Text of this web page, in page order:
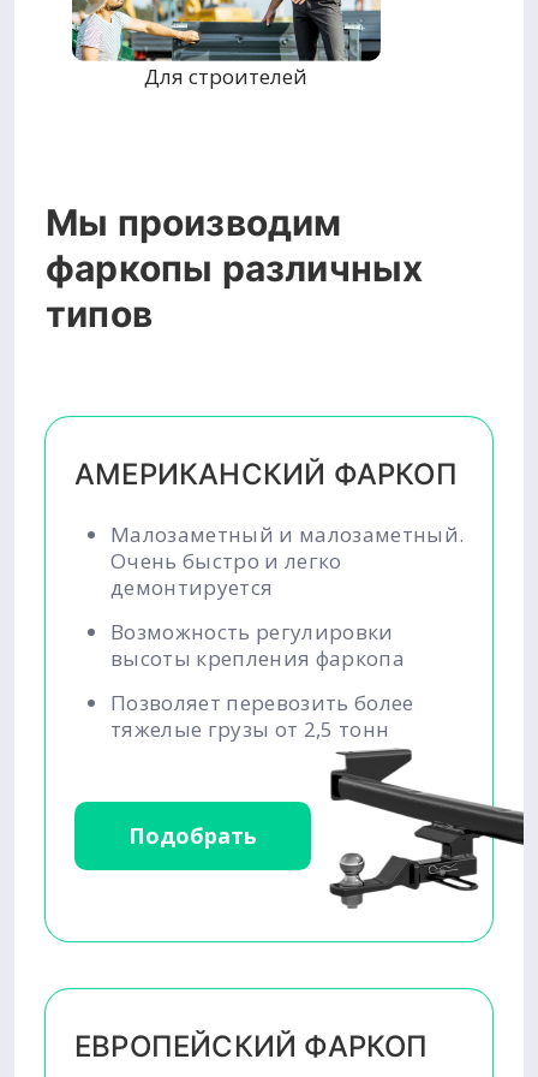
Для строителей
Мы производим
фаркопы различных
типов
АМЕРИКАНСКИЙ ФАРКОП
Малозаметный и малозаметный.
Очень быстро и легко
демонтируется
Возможность регулировки
высоты крепления фаркопа
Позволяет перевозить более
тяжелые грузы от 2,5 тонн
Подобрать
ЕВРОПЕЙСКИЙ ФАРКОП